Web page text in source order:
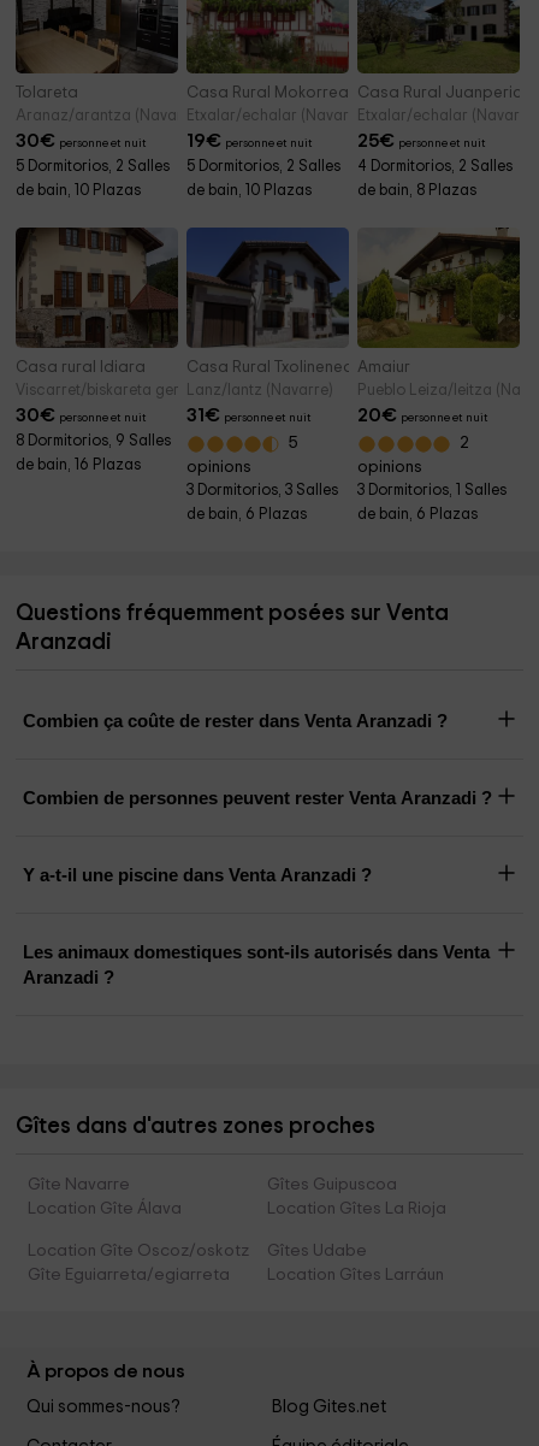
Tolareta
Aranaz/arantza (Navarre)
30€ personne et nuit
5 Dormitorios, 2 Salles
de bain, 10 Plazas
Casa Rural Mokorrea
Etxalar/echalar (Navarre)
19€ personne et nuit
5 Dormitorios, 2 Salles
de bain, 10 Plazas
Casa Rural
Etxalar/echalar (Navarre)
25€ personne et nuit
4 Dormitorios, 2 Salles
de bain, 8 Plazas
Casa rural Idiara
Viscarret/biskareta gerendiain (Navarre)
30€ personne et nuit
8 Dormitorios, 9 Salles
de bain, 16 Plazas
Casa Rural Txolinenea
Lanz/lantz (Navarre)
31€ personne et nuit
5
opinions
3 Dormitorios, 3 Salles
de bain, 6 Plazas
Amaiur
Pueblo Leiza/leitza
20€ personne et nuit
2
opinions
3 Dormitorios, 1 Salles
de bain, 6 Plazas
Questions fréquemment posées sur Venta
Aranzadi
Combien ça coûte de rester dans Venta Aranzadi ?
Combien de personnes peuvent rester Venta Aranzadi ?
Y a-t-il une piscine dans Venta Aranzadi ?
Les animaux domestiques sont-ils autorisés dans Venta
Aranzadi ?
Gîtes dans d'autres zones proches
Gîte Navarre
Gîtes Guipuscoa
Location Gîte Álava
Location Gîtes La Rioja
Location Gîte Oscoz/oskotz
Gîtes Udabe
Gîte Eguiarreta/egiarreta
Location Gîtes Larráun
À propos de nous
Qui sommes-nous? Blog Gites.net